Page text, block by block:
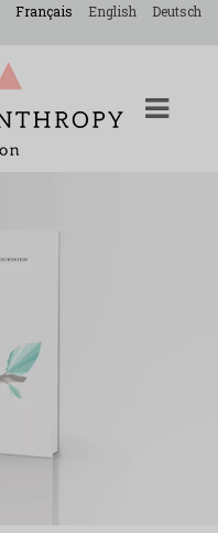
Français English Deutsch